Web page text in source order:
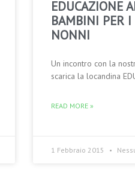
EDUCAZIONE
BAMBINI PER
NONNI
Un incontro con la
scarica la locandina
READ MORE »
1 Febbraio 2015